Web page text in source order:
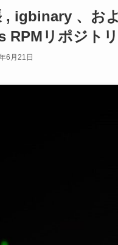
, igbinary 、お
RPMリポジトリ
6月21日